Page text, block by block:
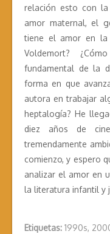
relación esto con
amor maternal, el
tiene el amor en la
Voldemort?
fundamental de la
forma en que
autora en trabajar
heptalogía? He
diez años de
tremendamente
comienzo, y espero
analizar el amor en
la literatura infantil y
Etiquetas: 1990s,